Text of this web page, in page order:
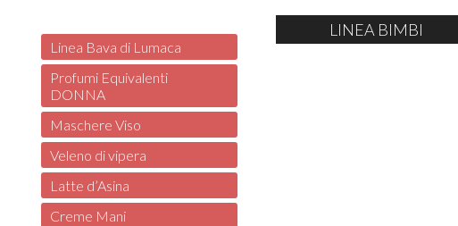
LINEA BIMBI
Linea Bava di Lumaca
Profumi Equivalenti
DONNA
Maschere Viso
Veleno di vipera
Latte d’Asina
Creme Mani